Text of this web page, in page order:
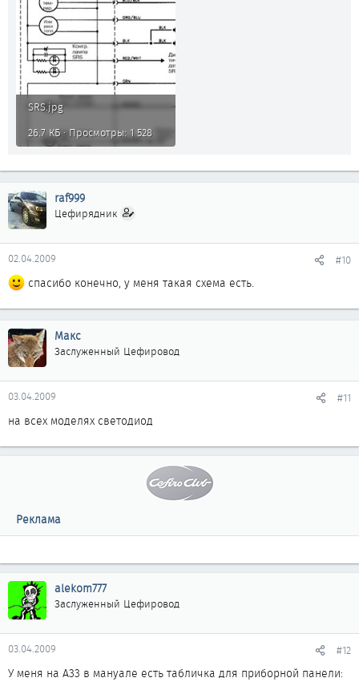
SRS.jpg
26.7 КБ · Просмотры: 1 528
raf999
Цефирядник
02.04.2009 #10
спасибо конечно, у меня такая схема есть.
Макс
Заслуженный Цефировод
03.04.2009 #11
на всех моделях светодиод
Реклама
alekom777
Заслуженный Цефировод
03.04.2009 #12
У меня на А33 в мануале есть табличка для приборной панели: